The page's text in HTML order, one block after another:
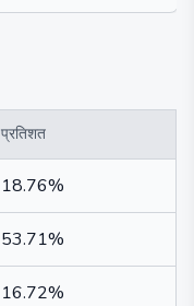
प्रतिशत
18.76%
53.71%
16.72%